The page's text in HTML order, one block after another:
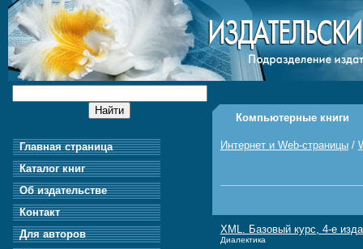
Главная страница
Каталог книг
Об издательстве
Контакт
Для авторов
Компьютерные книги
Интернет и Web-страницы/
XML. Базовый курс, 4-е
Диалектика